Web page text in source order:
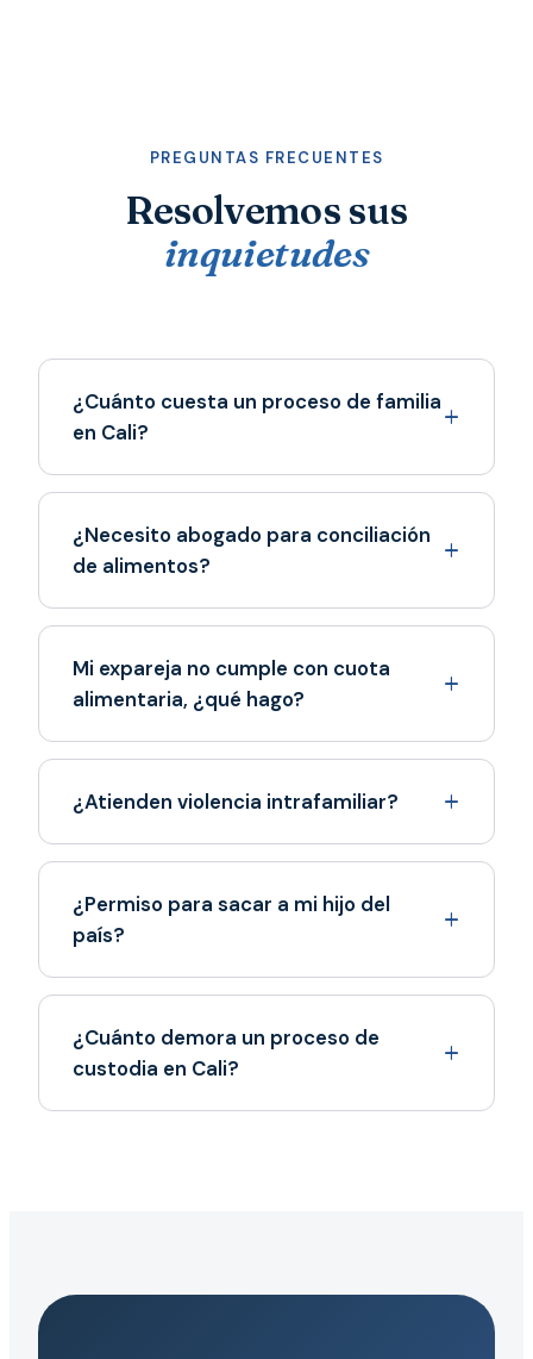
PREGUNTAS FRECUENTES
Resolvemos sus
inquietudes
¿Cuánto cuesta un proceso de familia
en Cali?
¿Necesito abogado para conciliación
de alimentos?
Mi expareja no cumple con cuota
alimentaria, ¿qué hago?
¿Atienden violencia intrafamiliar?
¿Permiso para sacar a mi hijo del
país?
¿Cuánto demora un proceso de
custodia en Cali?